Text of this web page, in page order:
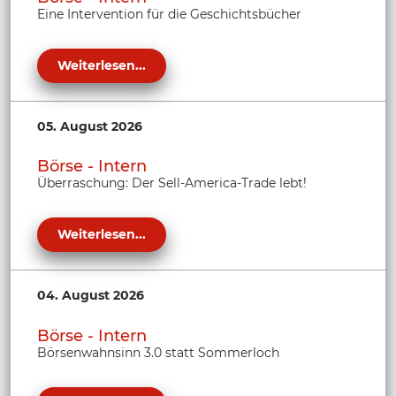
Eine Intervention für die Geschichtsbücher
Weiterlesen...
05. August 2026
Börse - Intern
Überraschung: Der Sell-America-Trade lebt!
Weiterlesen...
04. August 2026
Börse - Intern
Börsenwahnsinn 3.0 statt Sommerloch